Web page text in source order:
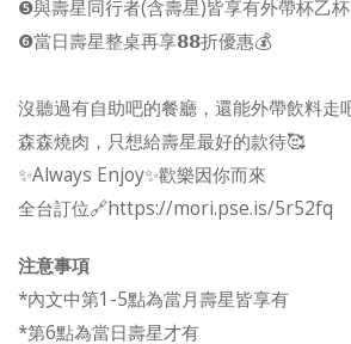
❺與壽星同行者(含壽星)皆享有外帶杯乙杯
❻當日壽星整桌再享𝟴𝟴折優惠💰
沒聽過有自助吧的餐廳，還能外帶飲料走
森森燒肉，只想給壽星最好的款待🥰
✨Always Enjoy✨歡樂因你而來
全台訂位🔗https://mori.pse.is/5r52fq
注意事項
*內文中第1-5點為當月壽星皆享有
*第6點為當日壽星才有